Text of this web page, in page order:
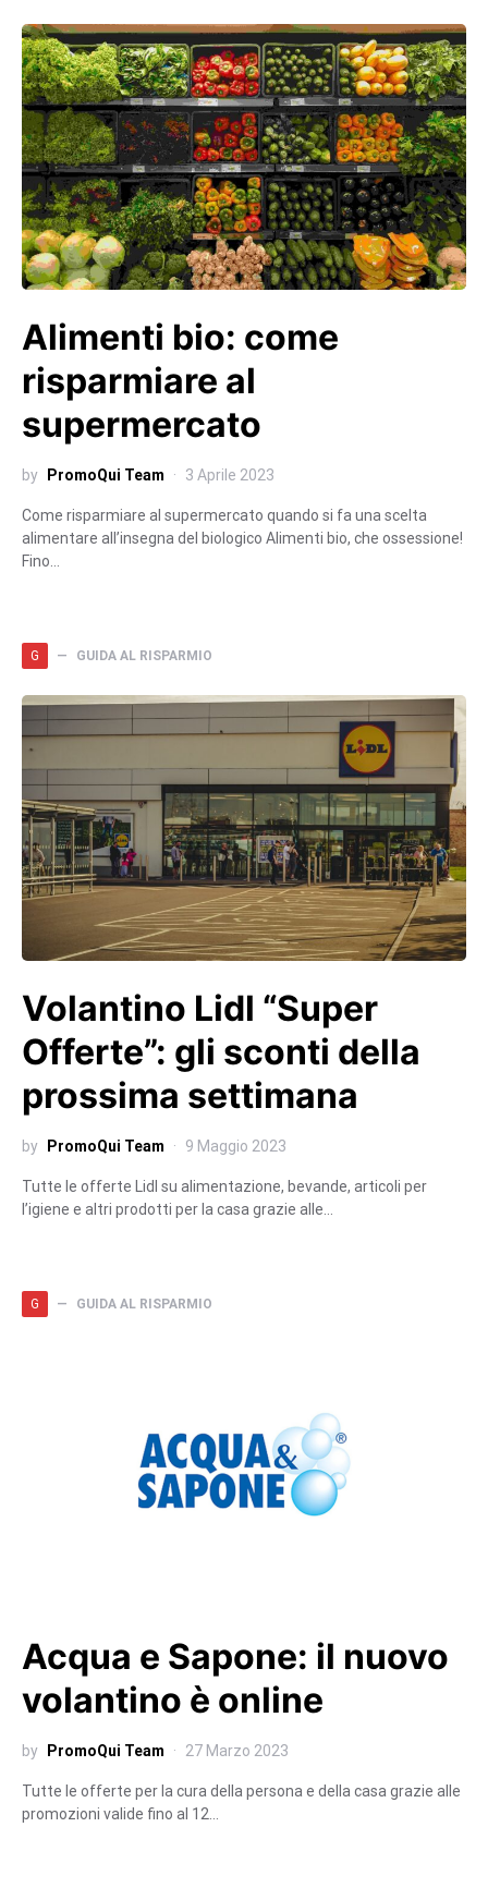
Alimenti bio: come
risparmiare al
supermercato
by PromoQui Team 3 Aprile 2023
Come risparmiare al supermercato quando si fa una scelta
alimentare all’insegna del biologico Alimenti bio, che ossessione!
Fino…
G GUIDA AL RISPARMIO
Volantino Lidl “Super
Offerte”: gli sconti della
prossima settimana
by PromoQui Team 9 Maggio 2023
Tutte le offerte Lidl su alimentazione, bevande, articoli per
l’igiene e altri prodotti per la casa grazie alle…
G GUIDA AL RISPARMIO
Acqua e Sapone: il nuovo
volantino è online
by PromoQui Team 27 Marzo 2023
Tutte le offerte per la cura della persona e della casa grazie alle
promozioni valide fino al 12…